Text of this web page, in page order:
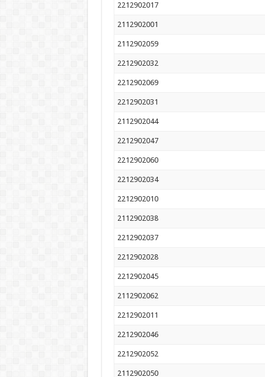
2212902017
2112902001
2112902059
2212902032
2212902069
2212902031
2112902044
2212902047
2212902060
2212902034
2212902010
2112902038
2212902037
2212902028
2212902045
2112902062
2212902011
2212902046
2212902052
2112902050